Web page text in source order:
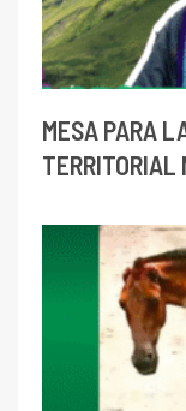
MESA PARA
TERRITORIAL